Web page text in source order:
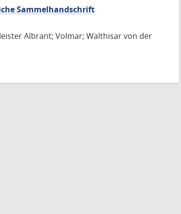
Sammelhandschrift
Albrant; Volmar; Walthisar von der